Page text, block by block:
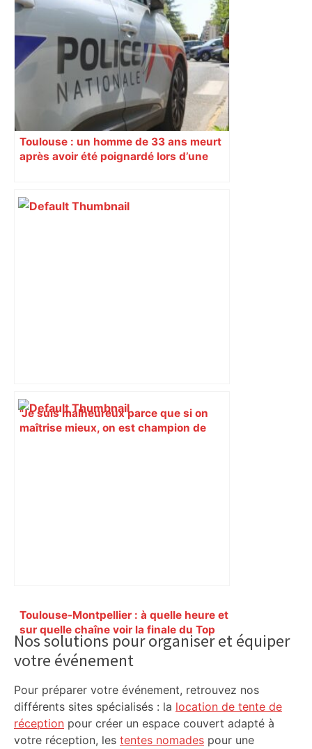
Canicule à Toulouse : pourquoi le
Muséum a dû fermer en urgence ? –
ici.fr
Toulouse : un homme de 33 ans meurt
après avoir été poignardé lors d’une
"Je suis malheureux parce que si on
maîtrise mieux, on est champion de
Toulouse-Montpellier : à quelle heure et
sur quelle chaîne voir la finale du Top
14 de rugby ? – Le Parisien
Primary
Sidebar
Nos solutions pour organiser et équiper
votre événement
Pour préparer votre événement, retrouvez nos
différents sites spécialisés : la location de tente de
réception pour créer un espace couvert adapté à
votre réception, les tentes nomades pour une